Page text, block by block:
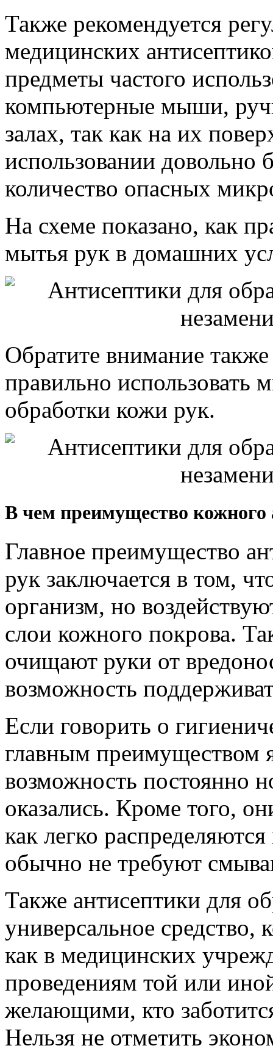
Также рекомендуется
медицинских
предметы частого
компьютерные мыши,
залах, так как на их
использовании довольно
количество опасных
На схеме показано, как
мытья рук в домашних
Обратите внимание также
правильно использовать
обработки кожи рук.
В чем преимущество кожного
Главное преимущество
рук заключается в том,
организм, но
слои кожного покрова.
очищают руки от
возможность
Если говорить о
главным преимуществом
возможность постоянно
оказались. Кроме того,
как легко
обычно не требуют
Также антисептики для
универсальное средство,
как в медицинских
проведениям той или
желающими, кто
Нельзя не отметить